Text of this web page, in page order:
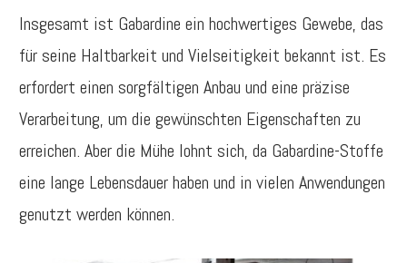
Insgesamt ist Gabardine ein hochwertiges Gewebe, das
für seine Haltbarkeit und Vielseitigkeit bekannt ist. Es
erfordert einen sorgfältigen Anbau und eine präzise
Verarbeitung, um die gewünschten Eigenschaften zu
erreichen. Aber die Mühe lohnt sich, da Gabardine-Stoffe
eine lange Lebensdauer haben und in vielen Anwendungen
genutzt werden können.